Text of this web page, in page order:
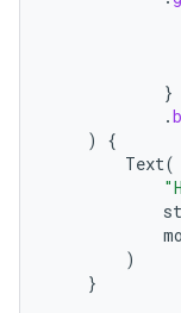
}
.
)
{
Text(
)
}